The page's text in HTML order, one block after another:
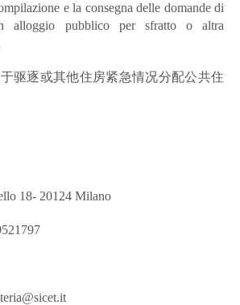
e la consegna delle domande di
alloggio pubblico per sfratto o altra
驱逐或其他住房紧急情况分配公共住
18- 20124 Milano